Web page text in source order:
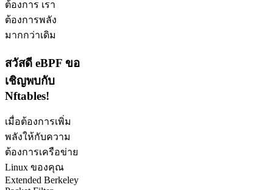
ต้องการ เรา
ต้องการพลัง
มากกว่าเดิม
สวัสดี eBPF ขอ
เชิญพบกับ
Nftables!
เมื่อต้องการเพิ่ม
พลังให้กับความ
ต้องการเครือข่าย
Linux ของคุณ
Extended Berkeley